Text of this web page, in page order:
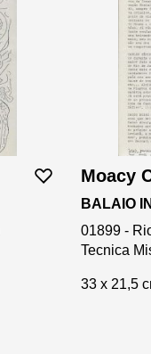
Moacy
BALAIO
01899 -
Tecnica
33 x 21,5